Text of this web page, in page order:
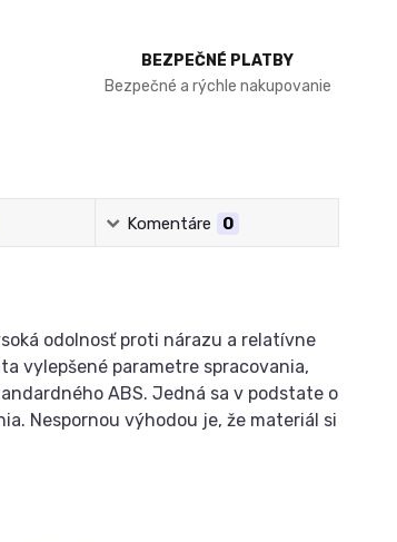
BEZPEČNÉ PLATBY
Bezpečné a rýchle nakupovanie
Komentáre 0
odolnosť proti nárazu a relatívne
vylepšené parametre spracovania,
ABS. Jedná sa v podstate o
Nespornou výhodou je, že materiál si